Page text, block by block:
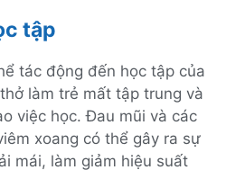
tập
tác động đến học tập của
làm trẻ mất tập trung và
việc học. Đau mũi và các
xoang có thể gây ra sự
mái, làm giảm hiệu suất